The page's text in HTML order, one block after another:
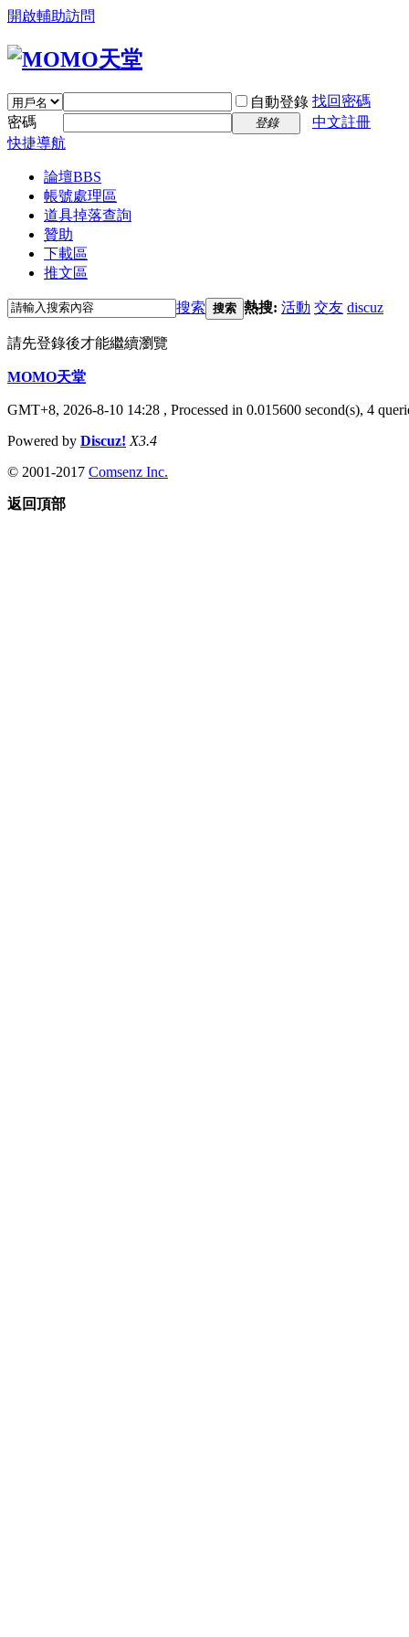
開啟輔助訪問
自動登錄 找回密碼
密碼
登錄
中文註冊
快捷導航
論壇BBS
帳號處理區
道具掉落查詢
贊助
下載區
推文區
搜索 搜索 熱搜: 活動 交友 discuz
請先登錄後才能繼續瀏覽
MOMO天堂
GMT+8, 2026-8-10 14:28 , Processed in 0.015600 second(s), 4
Powered by Discuz! X3.4
© 2001-2017 Comsenz Inc.
返回頂部